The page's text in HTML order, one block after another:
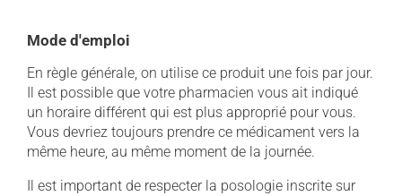
Mode d'emploi
En règle générale, on utilise ce produit une fois par jour.
Il est possible que votre pharmacien vous ait indiqué
un horaire différent qui est plus approprié pour vous.
Vous devriez toujours prendre ce médicament vers la
même heure, au même moment de la journée.
Il est important de respecter la posologie inscrite sur